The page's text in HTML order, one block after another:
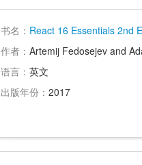
书名： React 16 Essentials 2nd
作者： Artemij Fedosejev and
语言： 英文
出版年份： 2017